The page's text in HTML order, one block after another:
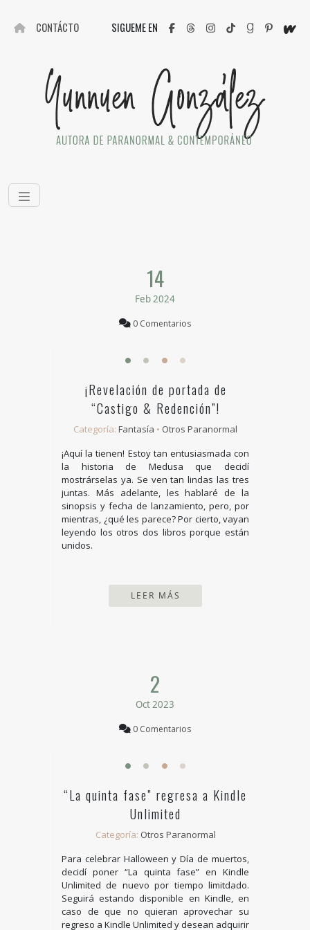
CONTÁCTO SIGUEME EN
14
Feb 2024
0 Comentarios
¡Revelación de portada de
“Castigo & Redención”!
Categoría: Fantasía • Otros Paranormal
¡Aquí la tienen! Estoy tan entusiasmada con
la historia de Medusa que decidí
mostrárselas ya. Se ven tan lindas las tres
juntas. Más adelante, les hablaré de la
sinopsis y fecha de lanzamiento, pero, por
mientras, ¿qué les parece? Por cierto, vayan
leyendo los otros dos libros porque están
unidos.
LEER MÁS
2
Oct 2023
0 Comentarios
“La quinta fase” regresa a Kindle
Unlimited
Categoría: Otros Paranormal
Para celebrar Halloween y Día de muertos,
decidí poner “La quinta fase” en Kindle
Unlimited de nuevo por tiempo limitdado.
Seguirá estando disponible en Kindle, en
caso de que no quieran aprovechar su
regreso a Kindle Unlimited y desean adquirir